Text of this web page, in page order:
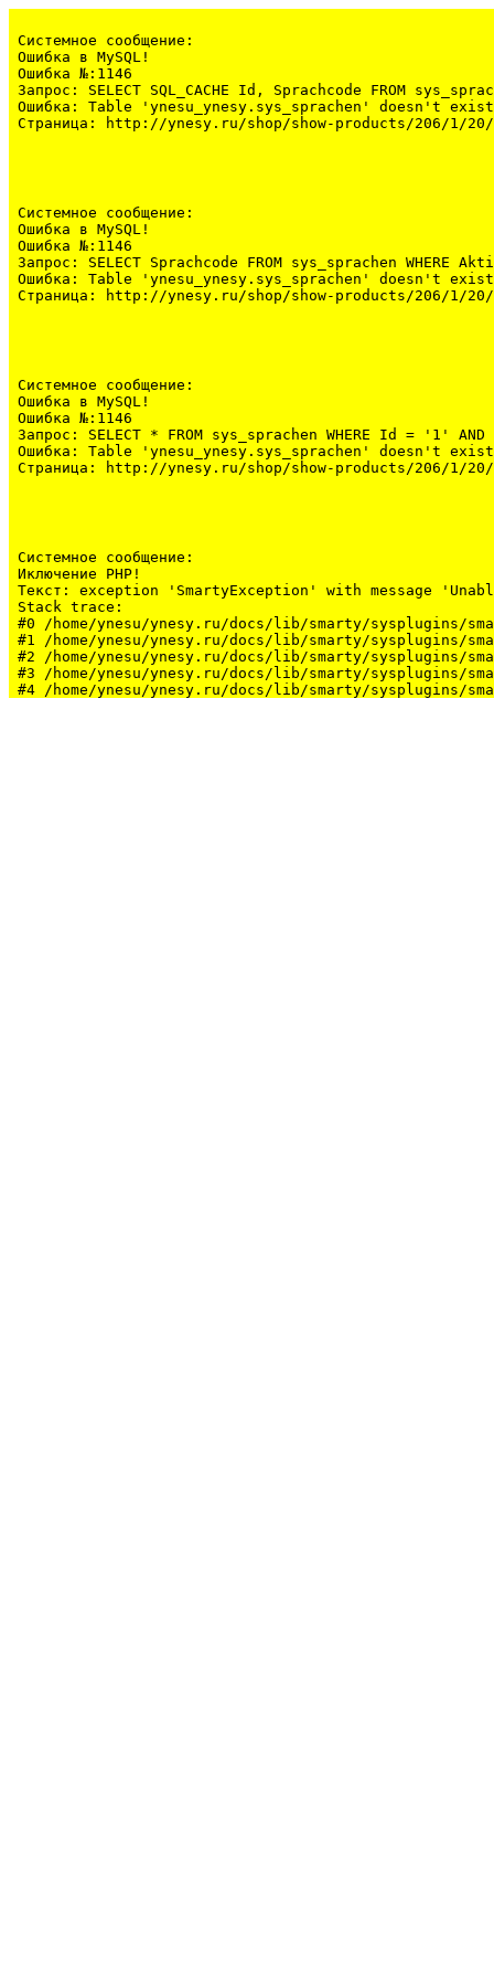
Системное сообщение:
Ошибка в MySQL!
Ошибка №:1146
Запрос: SELECT SQL_CACHE Id, Sprachcode FROM
Ошибка: Table 'ynesu_ynesy.sys_sprachen' doesn't exist
Страница: http://ynesy.ru/shop/show-products/206/1/
Системное сообщение:
Ошибка в MySQL!
Ошибка №:1146
Запрос: SELECT Sprachcode FROM sys_sprachen WHERE
Ошибка: Table 'ynesu_ynesy.sys_sprachen' doesn't exist
Страница: http://ynesy.ru/shop/show-products/206/1/
Системное сообщение:
Ошибка в MySQL!
Ошибка №:1146
Запрос: SELECT * FROM sys_sprachen WHERE Id =
Ошибка: Table 'ynesu_ynesy.sys_sprachen' doesn't exist
Страница: http://ynesy.ru/shop/show-products/206/1/
Системное сообщение:
Иключение PHP!
Текст: exception 'SmartyException' with message
Stack trace:
#0 /home/ynesu/ynesy.ru/docs/lib/smarty/sysplugins/
#1 /home/ynesu/ynesy.ru/docs/lib/smarty/sysplugins/
#2 /home/ynesu/ynesy.ru/docs/lib/smarty/sysplugins/
#3 /home/ynesu/ynesy.ru/docs/lib/smarty/sysplugins/
#4 /home/ynesu/ynesy.ru/docs/lib/smarty/sysplugins/